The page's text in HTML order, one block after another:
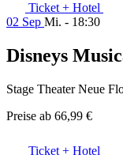
Ticket + Hotel
02 Sep Mi. - 18:30
Disneys
Stage Theater Neue
Preise ab 66,99 €
Ticket + Hotel